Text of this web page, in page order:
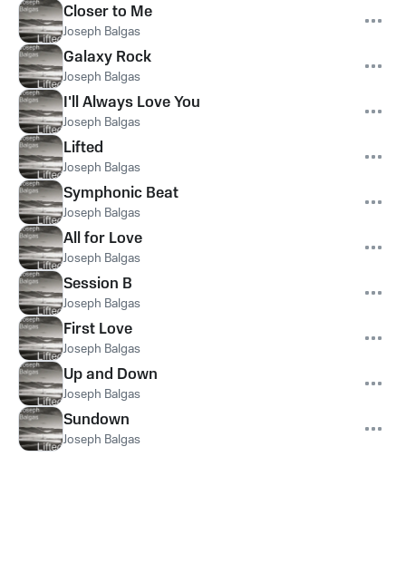
Closer to Me
Joseph Balgas
Galaxy Rock
Joseph Balgas
I'll Always Love You
Joseph Balgas
Lifted
Joseph Balgas
Symphonic Beat
Joseph Balgas
All for Love
Joseph Balgas
Session B
Joseph Balgas
First Love
Joseph Balgas
Up and Down
Joseph Balgas
Sundown
Joseph Balgas